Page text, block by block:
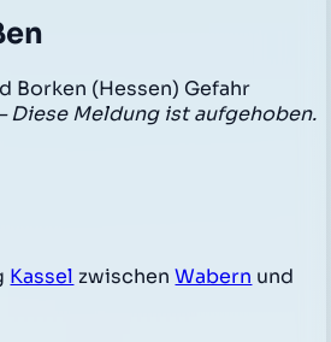
Borken (Hessen) Gefahr
Diese Meldung ist aufgehoben.
Kassel zwischenWabern und